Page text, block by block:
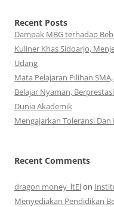
Recent Posts
Dampak MBG terhadap
Kuliner Khas Sidoarjo,
Udang
Mata Pelajaran Pilihan
Belajar Nyaman,
Dunia Akademik
Mengajarkan Toleransi
Recent Comments
dragon money_ltElon
Menyediakan Pendidikan